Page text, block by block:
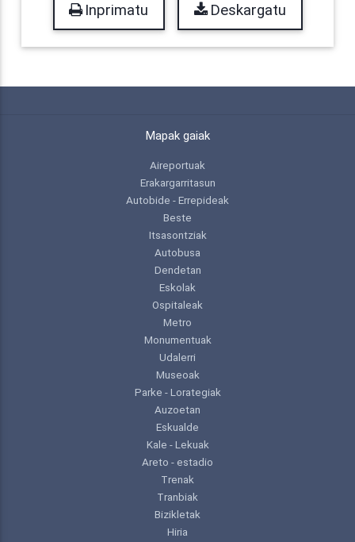
Inprimatu Deskargatu
Mapak gaiak
Aireportuak
Erakargarritasun
Autobide - Errepideak
Beste
Itsasontziak
Autobusa
Dendetan
Eskolak
Ospitaleak
Metro
Monumentuak
Udalerri
Museoak
Parke - Lorategiak
Auzoetan
Eskualde
Kale - Lekuak
Areto - estadio
Trenak
Tranbiak
Bizikletak
Hiria